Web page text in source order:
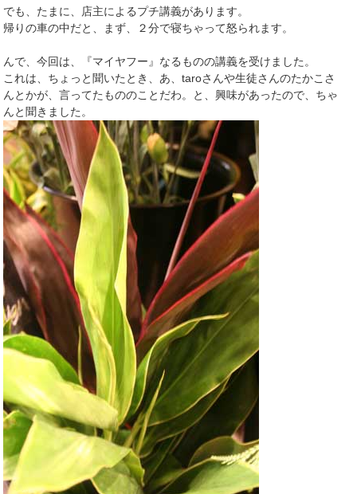
でも、たまに、店主によるプチ講義があります。
帰りの車の中だと、まず、２分で寝ちゃって怒られます。
んで、今回は、『マイヤフー』なるものの講義を受けました。
これは、ちょっと聞いたとき、あ、taroさんや生徒さんのたかこさ
んとかが、言ってたもののことだわ。と、興味があったので、ちゃ
んと聞きました。